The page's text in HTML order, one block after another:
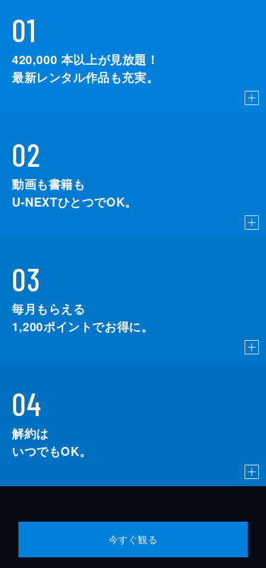
01
420,000 本以上が見放題！
最新レンタル作品も充実。
02
動画も書籍も
U-NEXTひとつでOK。
03
毎月もらえる
1,200ポイントでお得に。
04
解約は
いつでもOK。
今すぐ観る